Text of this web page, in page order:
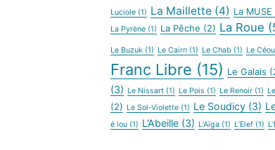
Luciole (1) La Maillette (4) La MUSE
La Pyrène (1) La Pêche (2) La Roue
Le Buzuk (1) Le Cairn (1) Le Chab (1) Le Céou
Franc Libre (15) Le Galais
(3) Le Nissart (1) Le Pois (1) Le Renoir (1)
(2) Le Sol-Violette (1) Le Soudicy (3)
é lou (1) L’Abeille (3) L’Aïga (1) L’Elef (1)